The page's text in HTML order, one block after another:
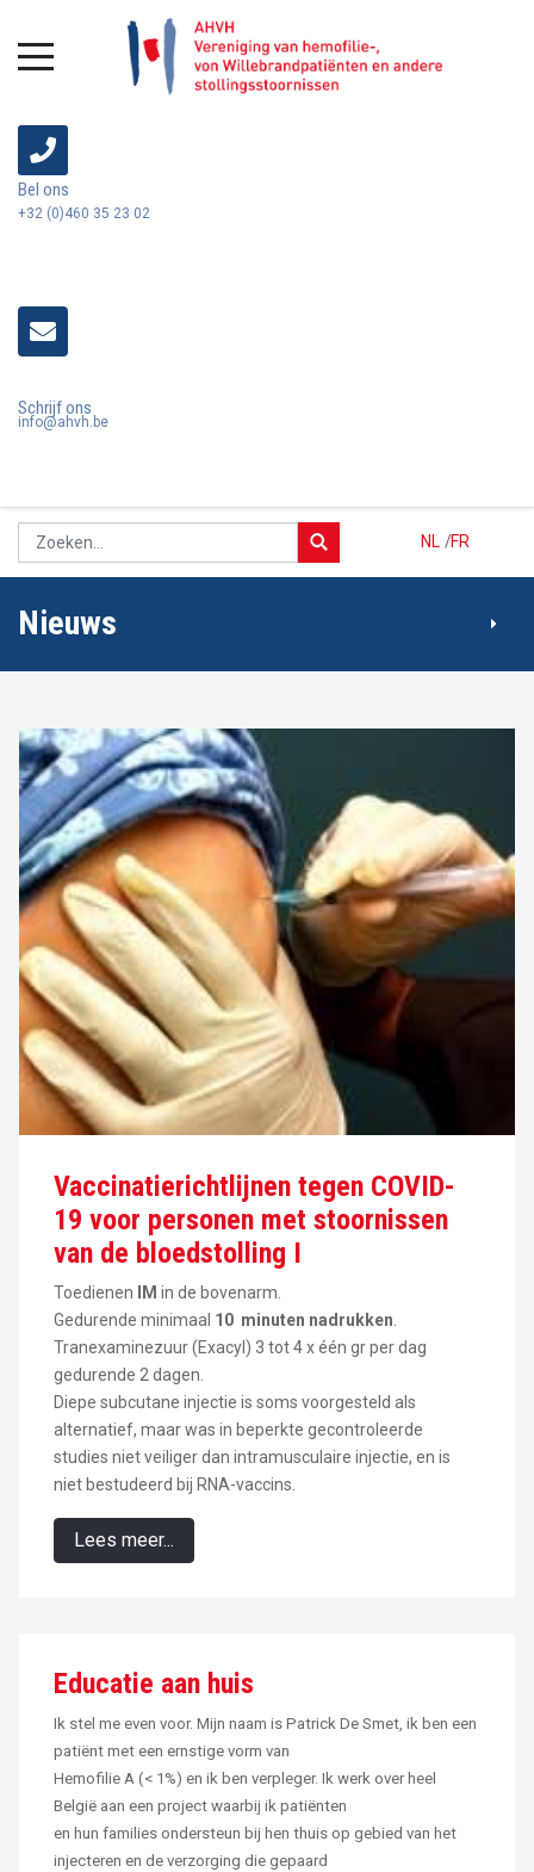
Bel ons
+32 (0)460 35 23 02
Schrijf ons
info@ahvh.be
NL FR
/
Nieuws
Vaccinatierichtlijnen tegen COVID-
19 voor personen met stoornissen
van de bloedstolling I
Toedienen IM in de bovenarm.
Gedurende minimaal 10 minuten nadrukken
Tranexaminezuur (Exacyl) 3 tot 4 x één gr per dag
gedurende 2 dagen.
Diepe subcutane injectie is soms voorgesteld als
alternatief, maar was in beperkte gecontroleerde
studies niet veiliger dan intramusculaire injectie, en is
niet bestudeerd bij RNA-vaccins.
Lees meer...
Educatie aan huis
Ik stel me even voor. Mijn naam is Patrick De Smet, ik ben een
patiënt met een ernstige vorm van
Hemofilie A (< 1%) en ik ben verpleger. Ik werk over heel
België aan een project waarbij ik patiënten
en hun families ondersteun bij hen thuis op gebied van het
injecteren en de verzorging die gepaard